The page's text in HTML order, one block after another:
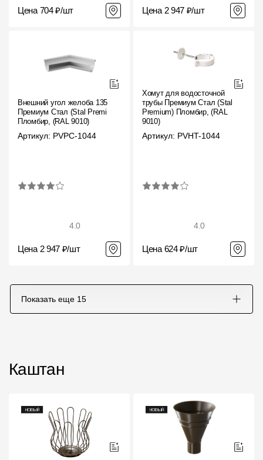
Цена 704 ₽/шт Цена 2 947 ₽/шт
Внешний угол желоба 135˚
Премиум Стал (Stal Premium)
Пломбир, (RAL 9010)
Артикул: PVPC-1044
4.0
Цена 2 947 ₽/шт
Хомут для водосточной
трубы Премиум Стал (Stal
Premium) Пломбир, (RAL
9010)
Артикул: PVHT-1044
4.0
Цена 624 ₽/шт
Показать еще 15
Каштан